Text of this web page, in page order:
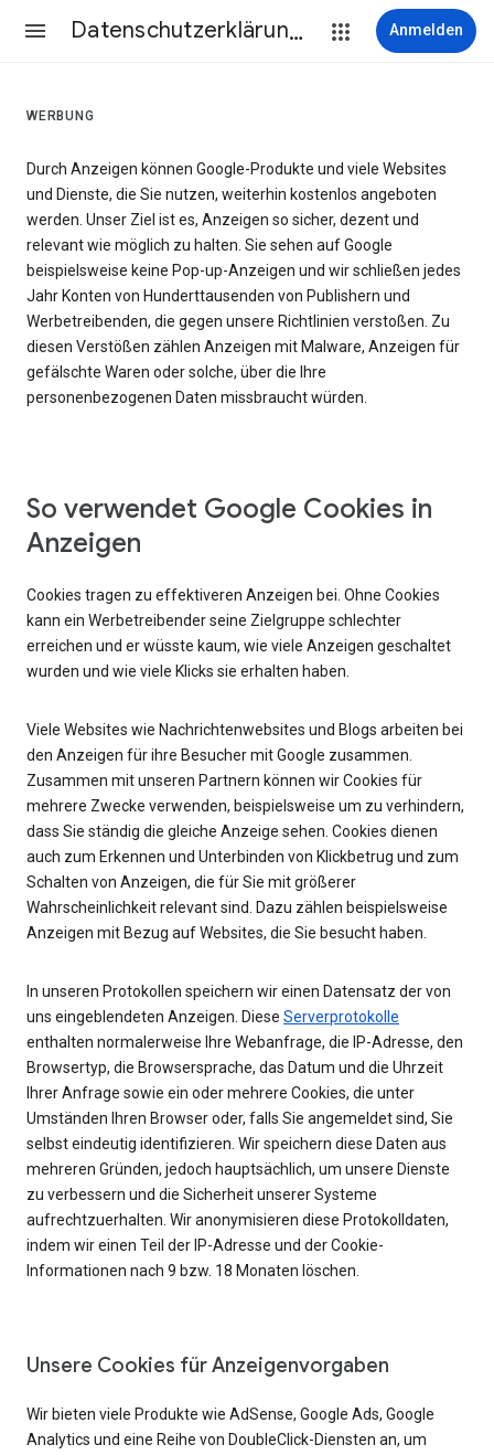
Datenschutzerklärung & Nutzungsbedingungen Anmelden
WERBUNG
Durch Anzeigen können Google-Produkte und viele Websites
und Dienste, die Sie nutzen, weiterhin kostenlos angeboten
werden. Unser Ziel ist es, Anzeigen so sicher, dezent und
relevant wie möglich zu halten. Sie sehen auf Google
beispielsweise keine Pop-up-Anzeigen und wir schließen jedes
Jahr Konten von Hunderttausenden von Publishern und
Werbetreibenden, die gegen unsere Richtlinien verstoßen. Zu
diesen Verstößen zählen Anzeigen mit Malware, Anzeigen für
gefälschte Waren oder solche, über die Ihre
personenbezogenen Daten missbraucht würden.
So verwendet Google Cookies in
Anzeigen
Cookies tragen zu effektiveren Anzeigen bei. Ohne Cookies
kann ein Werbetreibender seine Zielgruppe schlechter
erreichen und er wüsste kaum, wie viele Anzeigen geschaltet
wurden und wie viele Klicks sie erhalten haben.
Viele Websites wie Nachrichtenwebsites und Blogs arbeiten bei
den Anzeigen für ihre Besucher mit Google zusammen.
Zusammen mit unseren Partnern können wir Cookies für
mehrere Zwecke verwenden, beispielsweise um zu verhindern,
dass Sie ständig die gleiche Anzeige sehen. Cookies dienen
auch zum Erkennen und Unterbinden von Klickbetrug und zum
Schalten von Anzeigen, die für Sie mit größerer
Wahrscheinlichkeit relevant sind. Dazu zählen beispielsweise
Anzeigen mit Bezug auf Websites, die Sie besucht haben.
In unseren Protokollen speichern wir einen Datensatz der von
uns eingeblendeten Anzeigen. Diese Serverprotokolle
enthalten normalerweise Ihre Webanfrage, die IP-Adresse, den
Browsertyp, die Browsersprache, das Datum und die Uhrzeit
Ihrer Anfrage sowie ein oder mehrere Cookies, die unter
Umständen Ihren Browser oder, falls Sie angemeldet sind, Sie
selbst eindeutig identifizieren. Wir speichern diese Daten aus
mehreren Gründen, jedoch hauptsächlich, um unsere Dienste
zu verbessern und die Sicherheit unserer Systeme
aufrechtzuerhalten. Wir anonymisieren diese Protokolldaten,
indem wir einen Teil der IP-Adresse und der Cookie-
Informationen nach 9 bzw. 18 Monaten löschen.
Unsere Cookies für Anzeigenvorgaben
Wir bieten viele Produkte wie AdSense, Google Ads, Google
Analytics und eine Reihe von DoubleClick-Diensten an, um